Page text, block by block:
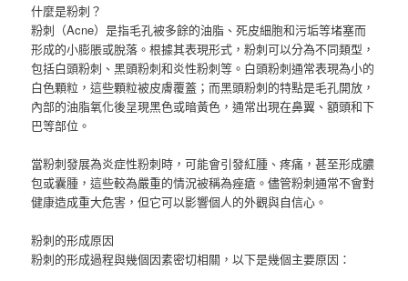
什麼是粉刺？
粉刺（Acne）是指毛孔被多餘的油脂、死皮細胞和污垢等堵塞而
形成的小膨脹或脫落。根據其表現形式，粉刺可以分為不同類型，
包括白頭粉刺、黑頭粉刺和炎性粉刺等。白頭粉刺通常表現為小的
白色顆粒，這些顆粒被皮膚覆蓋；而黑頭粉刺的特點是毛孔開放，
內部的油脂氧化後呈現黑色或暗黃色，通常出現在鼻翼、額頭和下
巴等部位。
當粉刺發展為炎症性粉刺時，可能會引發紅腫、疼痛，甚至形成膿
包或囊腫，這些較為嚴重的情況被稱為痤瘡。儘管粉刺通常不會對
健康造成重大危害，但它可以影響個人的外觀與自信心。
粉刺的形成原因
粉刺的形成過程與幾個因素密切相關，以下是幾個主要原因：